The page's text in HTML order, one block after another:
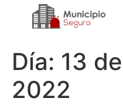
Día: 13
2022